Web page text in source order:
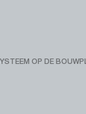
OP DE